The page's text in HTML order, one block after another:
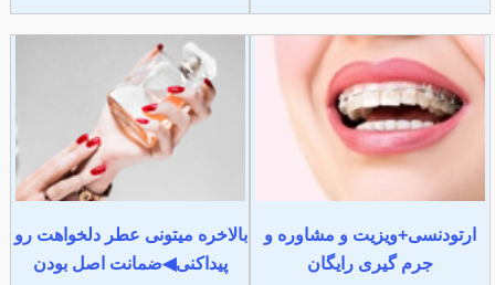
ارتودنسی+ویزیت و مشاوره و
جرم گیری رایگان
بالاخره میتونی عطر دلخواهت رو
پیداکنی◀ضمانت اصل بودن